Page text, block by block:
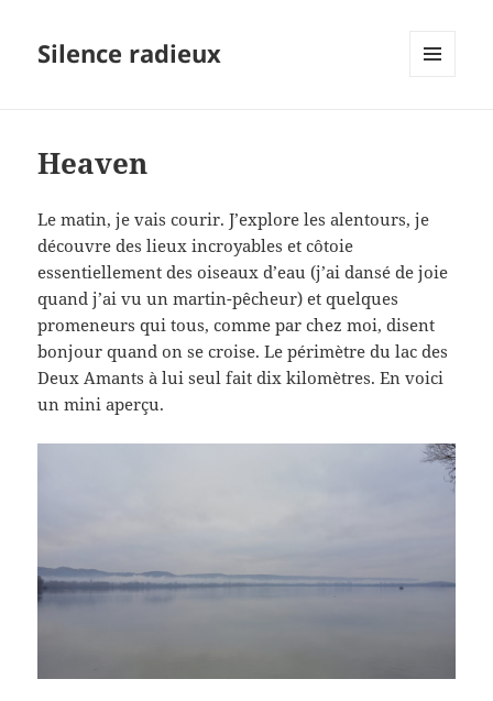
Silence radieux
Heaven
Le matin, je vais courir. J’explore les alentours, je
découvre des lieux incroyables et côtoie
essentiellement des oiseaux d’eau (j’ai dansé de joie
quand j’ai vu un martin-pêcheur) et quelques
promeneurs qui tous, comme par chez moi, disent
bonjour quand on se croise. Le périmètre du lac des
Deux Amants à lui seul fait dix kilomètres. En voici
un mini aperçu.